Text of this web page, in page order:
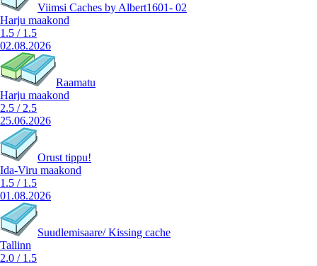
Viimsi Caches by Albert1601- 02
Harju maakond
1.5 / 1.5
02.08.2026
Raamatu
Harju maakond
2.5 / 2.5
25.06.2026
Orust tippu!
Ida-Viru maakond
1.5 / 1.5
01.08.2026
Suudlemisaare/ Kissing cache
Tallinn
2.0 / 1.5